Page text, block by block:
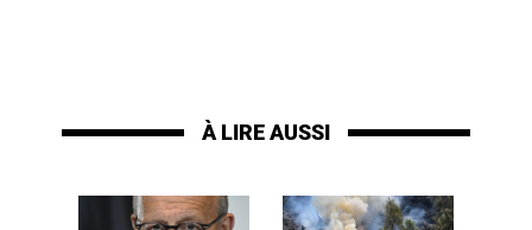
À LIRE AUSSI